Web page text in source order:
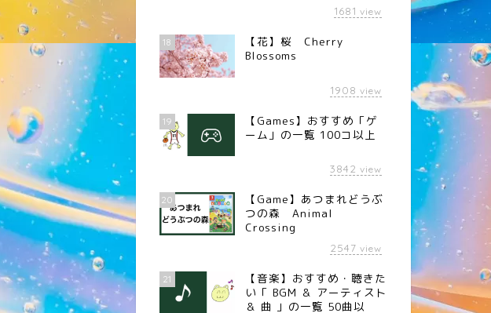
1681 view
18
【花】桜 Cherry
Blossoms
1908 view
19
【Games】おすすめ「ゲ
ーム」の一覧 100コ以上
3842 view
20
【Game】あつまれどうぶ
つの森 Animal
Crossing
2547 view
21
【音楽】おすすめ・聴きた
い「 BGM ＆ アーティスト
＆ 曲 」の一覧 50曲以